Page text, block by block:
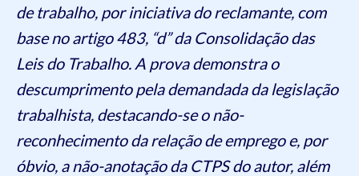
de trabalho, por iniciativa do reclamante, com
base no artigo 483, “d” da Consolidação das
Leis do Trabalho. A prova demonstra o
descumprimento pela demandada da legislação
trabalhista, destacando-se o não-
reconhecimento da relação de emprego e, por
óbvio, a não-anotação da CTPS do autor, além